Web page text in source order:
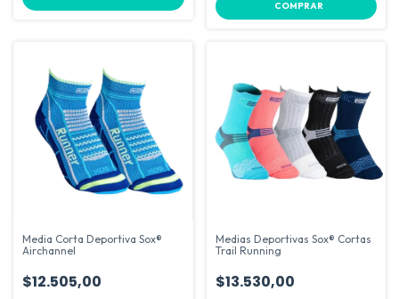
COMPRAR
Media Corta Deportiva Sox®
Airchannel
$12.505,00
Medias Deportivas Sox® Cortas
Trail Running
$13.530,00